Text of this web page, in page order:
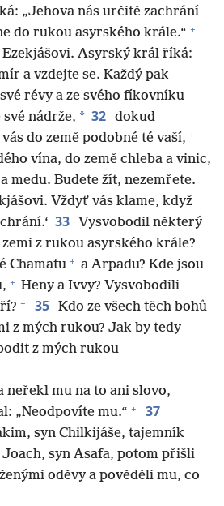
„Jehova nás určitě zachrání
do rukou asyrského krále.“ +
Ezekjášovi. Asyrský král říká:
a vzdejte se. Každý pak
révy a ze svého fíkovníku
nádrže, * 32 dokud
do země podobné té vaší, +
vína, do země chleba a vinic,
medu. Budete žít, nezemřete.
Vždyť vás klame, když
33
Vysvobodil některý
z rukou asyrského krále?
Chamatu + a Arpadu? Kde jsou
+ Heny a Ivvy? Vysvobodili
+ 35 Kdo ze všech těch bohů
z mých rukou? Jak by tedy
z mých rukou
neřekl mu na to ani slovo,
„Neodpovíte mu.“ + 37
syn Chilkijáše, tajemník
Joach, syn Asafa, potom přišli
oděvy a pověděli mu, co